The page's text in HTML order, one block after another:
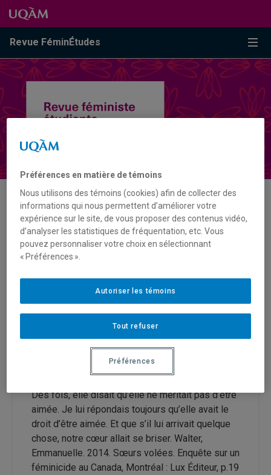
Passer au contenu
Accéder au menu principal
Accéder à la recherche
Passer au contenu
Accéder au menu principal
Revue FéminÉtudes
AUTEUR·RICE
FLORENCE FALGUEYRET
Publié le 23 mars 2019|FéminÉtudes (Vol. 22
no. 1 - « Corps et résistances »)
celles qui marchent longtemps ont toujours le
Des fois, elle disait qu’elle ne méritait pas d’être
aimée. Je lui répondais toujours qu’elle avait le
droit d’être aimée. Et que s’il lui arrivait quelque
chose, notre cœur allait se briser. Walter,
Emmanuelle. 2014. Sœurs volées. Enquête sur un
féminicide au Canada, Montréal : Lux Éditeur, p.19
Préférences en matière de témoins
Nous utilisons des témoins (cookies) afin de collecter des
informations qui nous permettent d’améliorer votre
expérience sur le site, de vous proposer des contenus vidéo,
d’analyser les statistiques de fréquentation, etc. Vous
pouvez personnaliser votre choix en sélectionnant
« Préférences ».
Tout refuser
Autoriser les témoins
Préférences